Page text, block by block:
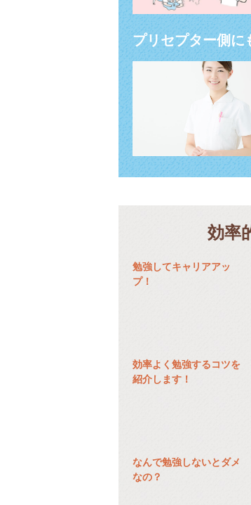
プリセプター側に
効率
勉強してキャリアアッ
プ！
効率よく勉強するコツを
紹介します！
なんで勉強しないとダメ
なの？